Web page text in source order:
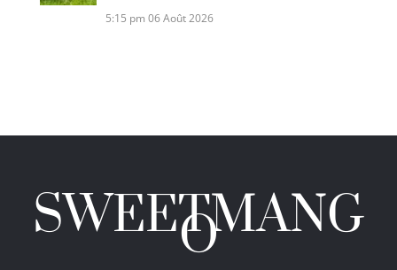
5:15 pm 06 Août 2026
SWEETMANG
O